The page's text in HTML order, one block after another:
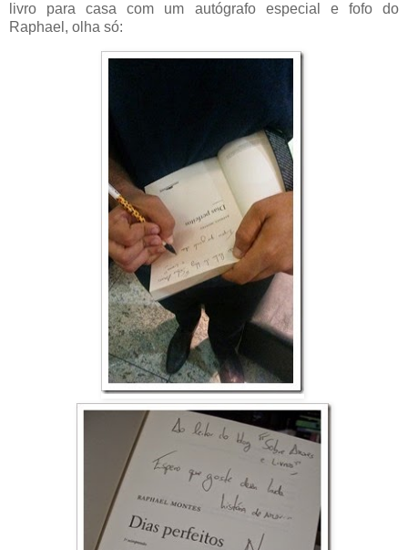
livro para casa com um autógrafo especial e fofo do
Raphael, olha só: